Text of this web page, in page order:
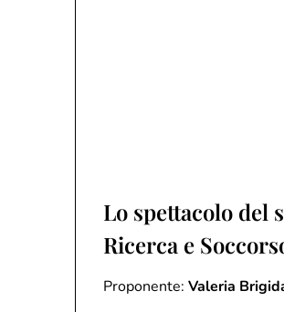
Lo spettacolo del
Ricerca e
Proponente: Valeria